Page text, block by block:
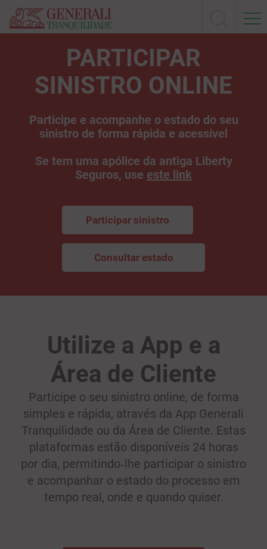
PARTICIPAR
SINISTRO ONLINE
Participe e acompanhe o estado do seu
sinistro de forma rápida e acessível
Se tem uma apólice da antiga Liberty
Seguros, use este link
Participar sinistro
Consultar estado
Utilize a App e a
Área de Cliente
Participe o seu sinistro online, de forma
simples e rápida, através da App Generali
Tranquilidade ou da Área de Cliente. Estas
plataformas estão disponíveis 24 horas
por dia, permitindo‑lhe participar o sinistro
e acompanhar o estado do processo em
tempo real, onde e quando quiser.